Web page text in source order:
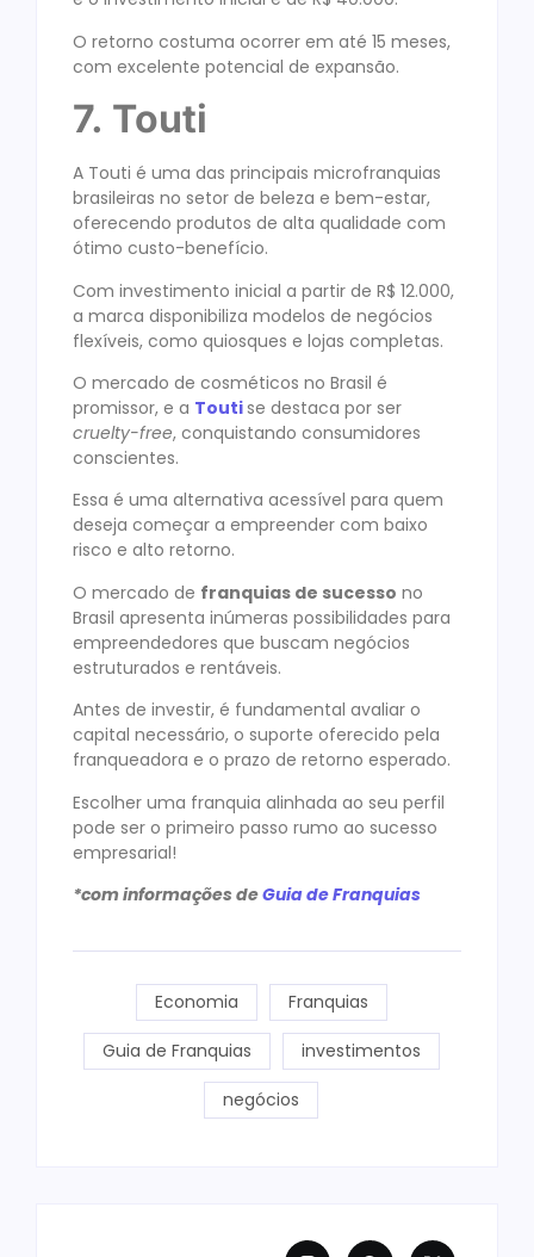
O retorno costuma ocorrer em até 15 meses,
com excelente potencial de expansão.
7. Touti
A Touti é uma das principais microfranquias
brasileiras no setor de beleza e bem-estar,
oferecendo produtos de alta qualidade com
ótimo custo-benefício.
Com investimento inicial a partir de R$ 12.000,
a marca disponibiliza modelos de negócios
flexíveis, como quiosques e lojas completas.
O mercado de cosméticos no Brasil é
promissor, e a Toutise destaca por ser
cruelty-free, conquistando consumidores
conscientes.
Essa é uma alternativa acessível para quem
deseja começar a empreender com baixo
risco e alto retorno.
O mercado de franquias de sucesso no
Brasil apresenta inúmeras possibilidades para
empreendedores que buscam negócios
estruturados e rentáveis.
Antes de investir, é fundamental avaliar o
capital necessário, o suporte oferecido pela
franqueadora e o prazo de retorno esperado.
Escolher uma franquia alinhada ao seu perfil
pode ser o primeiro passo rumo ao sucesso
empresarial!
*com informações deGuia de Franquias
Economia Franquias
Guia de Franquias investimentos
negócios